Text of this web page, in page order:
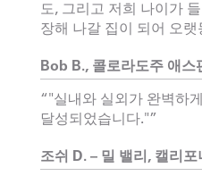
도, 그리고 저희 나이가
장해 나갈 집이 되어 오
Bob B., 콜로라도주 애스
“"실내와 실외가 완벽하
달성되었습니다."”
조쉬 D. – 밀 밸리, 캘리포